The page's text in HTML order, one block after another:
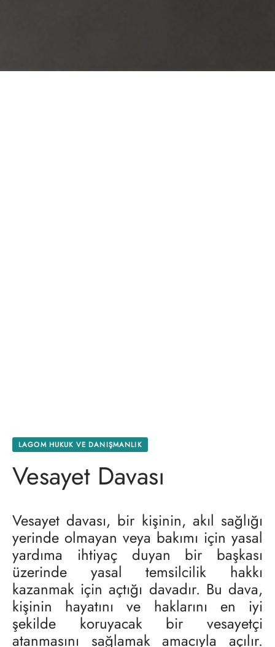
LAGOM HUKUK VE DANIŞMANLIK
Vesayet Davası
Vesayet davası, bir kişinin, akıl sağlığı
yerinde olmayan veya bakımı için yasal
yardıma ihtiyaç duyan bir başkası
üzerinde yasal temsilcilik hakkı
kazanmak için açtığı davadır. Bu dava,
kişinin hayatını ve haklarını en iyi
şekilde koruyacak bir vesayetçi
atanmasını sağlamak amacıyla açılır.